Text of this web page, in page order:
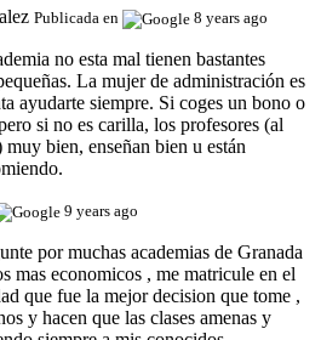
Publicada en 8 years ago
no esta mal tienen bastantes
La mujer de administración es
ayudarte siempre. Si coges un bono o
si no es carilla, los profesores (al
bien, enseñan bien u están
9 years ago
por muchas academias de Granada
mas economicos , me matricule en el
que fue la mejor decision que tome ,
y hacen que las clases amenas y